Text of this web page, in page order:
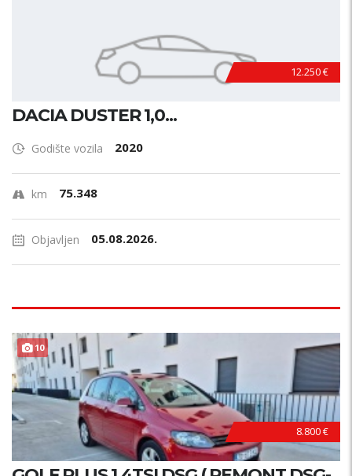
12.250 €
DACIA DUSTER 1,0...
Godište vozila 2020
km 75.348
Objavljen 05.08.2026.
10
8.800 €